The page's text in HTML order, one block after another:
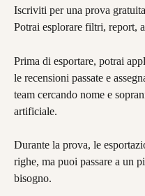
Iscriviti per una prova
Potrai esplorare filtri, report,
Prima di esportare, potrai
le recensioni passate e
team cercando nome e
artificiale.
Durante la prova, le
righe, ma puoi passare a un
bisogno.